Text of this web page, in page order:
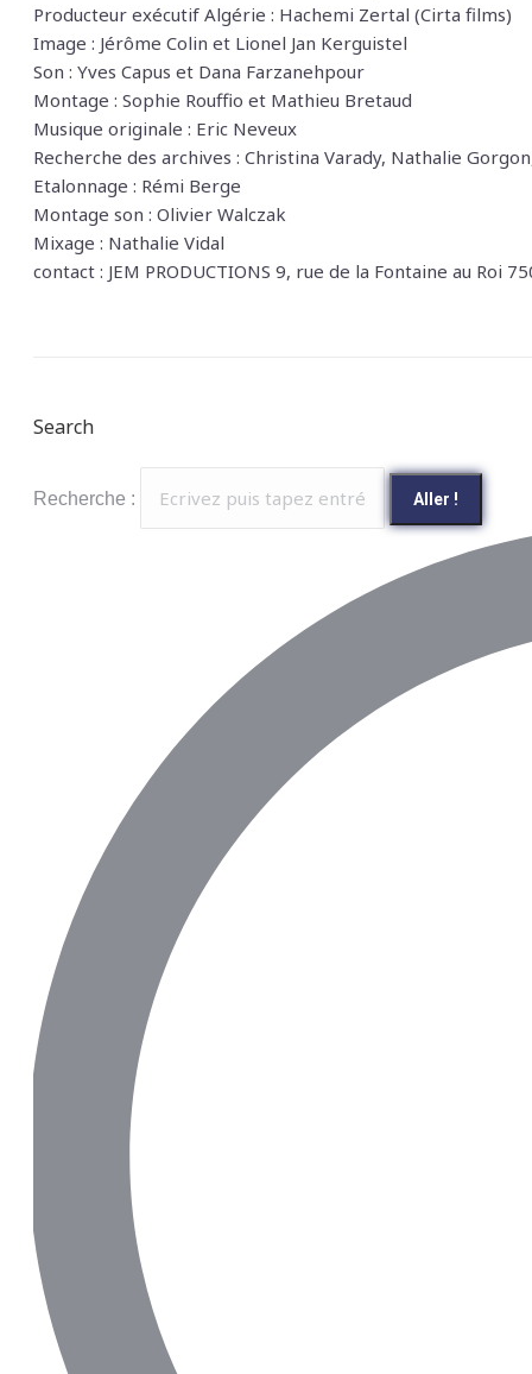
Producteur exécutif Algérie : Hachemi Zertal (Cirta films)
Image : Jérôme Colin et Lionel Jan Kerguistel
Son : Yves Capus et Dana Farzanehpour
Montage : Sophie Rouffio et Mathieu Bretaud
Musique originale : Eric Neveux
Recherche des archives : Christina Varady, Nathalie
Etalonnage : Rémi Berge
Montage son : Olivier Walczak
Mixage : Nathalie Vidal
contact : JEM PRODUCTIONS 9, rue de la Fontaine au
Search
Recherche :